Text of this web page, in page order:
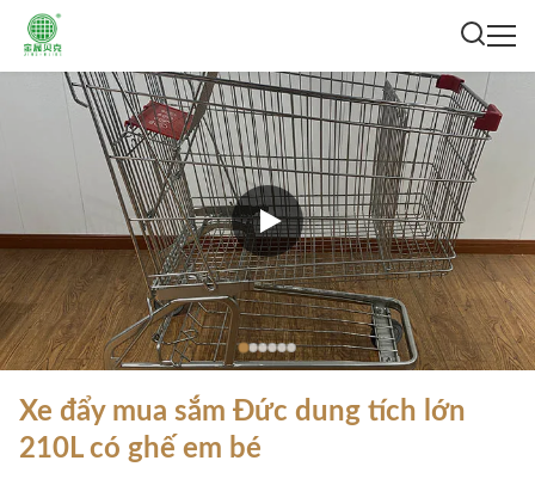
Xe đẩy mua sắm Đức dung tích lớn
210L có ghế em bé